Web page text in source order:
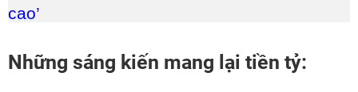
cao’
Những sáng kiến mang lại tiền tỷ: